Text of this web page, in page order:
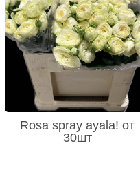
Rosa spray ayala! от
30шт